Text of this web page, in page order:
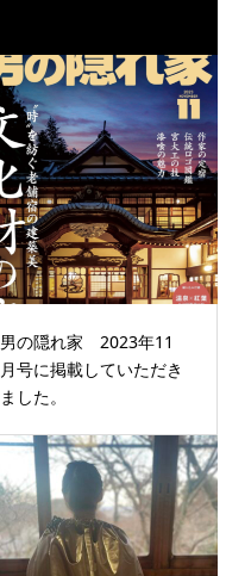
男の隠れ家 2023年11
月号に掲載していただき
ました。